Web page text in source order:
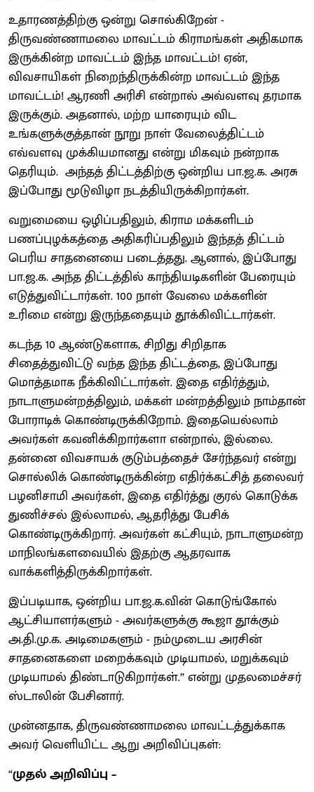
உதாரணத்திற்கு ஒன்று சொல்கிறேன் -
திருவண்ணாமலை மாவட்டம் கிராமங்கள் அதிகமாக
இருக்கின்ற மாவட்டம் இந்த மாவட்டம்! ஏன்,
விவசாயிகள் நிறைந்திருக்கின்ற மாவட்டம் இந்த
மாவட்டம்! ஆரணி அரிசி என்றால் அவ்வளவு தரமாக
இருக்கும். அதனால், மற்ற யாரையும் விட
உங்களுக்குத்தான் நூறு நாள் வேலைத்திட்டம்
எவ்வளவு முக்கியமானது என்று மிகவும் நன்றாக
தெரியும். அந்தத் திட்டத்திற்கு ஒன்றிய பா.ஜ.க. அரசு
இப்போது மூடுவிழா நடத்தியிருக்கிறார்கள்.
வறுமையை ஒழிப்பதிலும், கிராம மக்களிடம்
பணப்புழக்கத்தை அதிகரிப்பதிலும் இந்தத் திட்டம்
பெரிய சாதனையை படைத்தது. ஆனால், இப்போது
பா.ஜ.க. அந்த திட்டத்தில் காந்தியடிகளின் பேரையும்
எடுத்துவிட்டார்கள். 100 நாள் வேலை மக்களின்
உரிமை என்று இருந்ததையும் தூக்கிவிட்டார்கள்.
கடந்த 10 ஆண்டுகளாக, சிறிது சிறிதாக
சிதைத்துவிட்டு வந்த இந்த திட்டத்தை, இப்போது
மொத்தமாக நீக்கிவிட்டார்கள். இதை எதிர்த்தும்,
நாடாளுமன்றத்திலும், மக்கள் மன்றத்திலும் நாம்தான்
போராடிக் கொண்டிருக்கிறோம். இதையெல்லாம்
அவர்கள் கவனிக்கிறார்களா என்றால், இல்லை.
தன்னை விவசாயக் குடும்பத்தைச் சேர்ந்தவர் என்று
சொல்லிக் கொண்டிருக்கின்ற எதிர்க்கட்சித் தலைவர்
பழனிசாமி அவர்கள், இதை எதிர்த்து குரல் கொடுக்க
துணிச்சல் இல்லாமல், ஆதரித்து பேசிக்
கொண்டிருக்கிறார். அவர்கள் கட்சியும், நாடாளுமன்ற
மாநிலங்களவையில் இதற்கு ஆதரவாக
வாக்களித்திருக்கிறார்கள்.
இப்படியாக, ஒன்றிய பா.ஜ.க.வின் கொடுங்கோல்
ஆட்சியாளர்களும் - அவர்களுக்கு கூஜா தூக்கும்
அ.தி.மு.க. அடிமைகளும் - நம்முடைய அரசின்
சாதனைகளை மறைக்கவும் முடியாமல், மறுக்கவும்
முடியாமல் திண்டாடுகிறார்கள்.” என்று முதலமைச்சர்
ஸ்டாலின் பேசினார்.
முன்னதாக, திருவண்ணாமலை மாவட்டத்துக்காக
அவர் வெளியிட்ட ஆறு அறிவிப்புகள்:
“முதல் அறிவிப்பு –